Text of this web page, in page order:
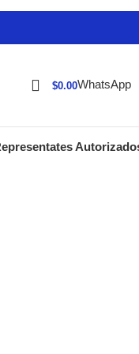
$0.00WhatsApp